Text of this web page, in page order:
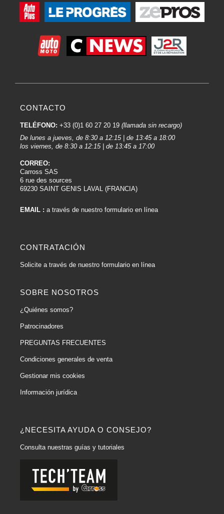
¿NECESITA AYUDA O CONSEJO?
Consulta nuestras guías y tutoriales
CONTACTO
TELÉFONO: +33 (0)1 60 27 20 19 (llamada sin recargo)
De lunes a jueves, de 8:30 a 12:15 | de 13:45 a 18:00
los viernes, de 8:30 a 12:15 | de 13:45 a 17:00
CORREO:
Carross SAS
6 rue des sources
69230 SAINT GENIS LAVAL (FRANCIA)
EMAIL : a través de nuestro formulario en línea
CONTRATACIÓN
Solicite a través de nuestro formulario en línea
SOBRE NOSOTROS
¿Quiénes somos?
Patrocinadores
PREGUNTAS FRECUENTES
Condiciones generales de venta
Gestionar mis cookies
Información jurídica